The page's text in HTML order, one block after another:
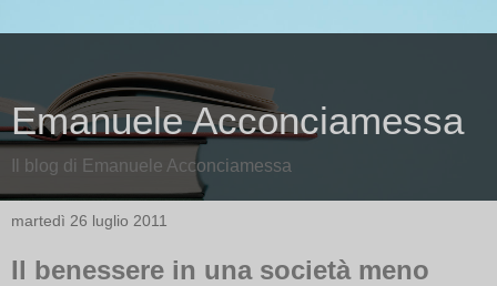
Emanuele Acconciamessa
Il blog di Emanuele Acconciamessa
martedì 26 luglio 2011
Il benessere in una società meno